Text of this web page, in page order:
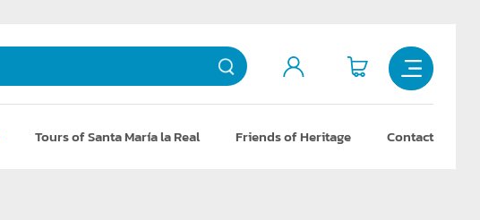
Tours of Santa María la Real Friends of Heritage Contact